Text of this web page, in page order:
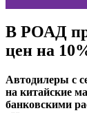
В РОАД
цен на
Автодилеры с
на китайские
банковскими